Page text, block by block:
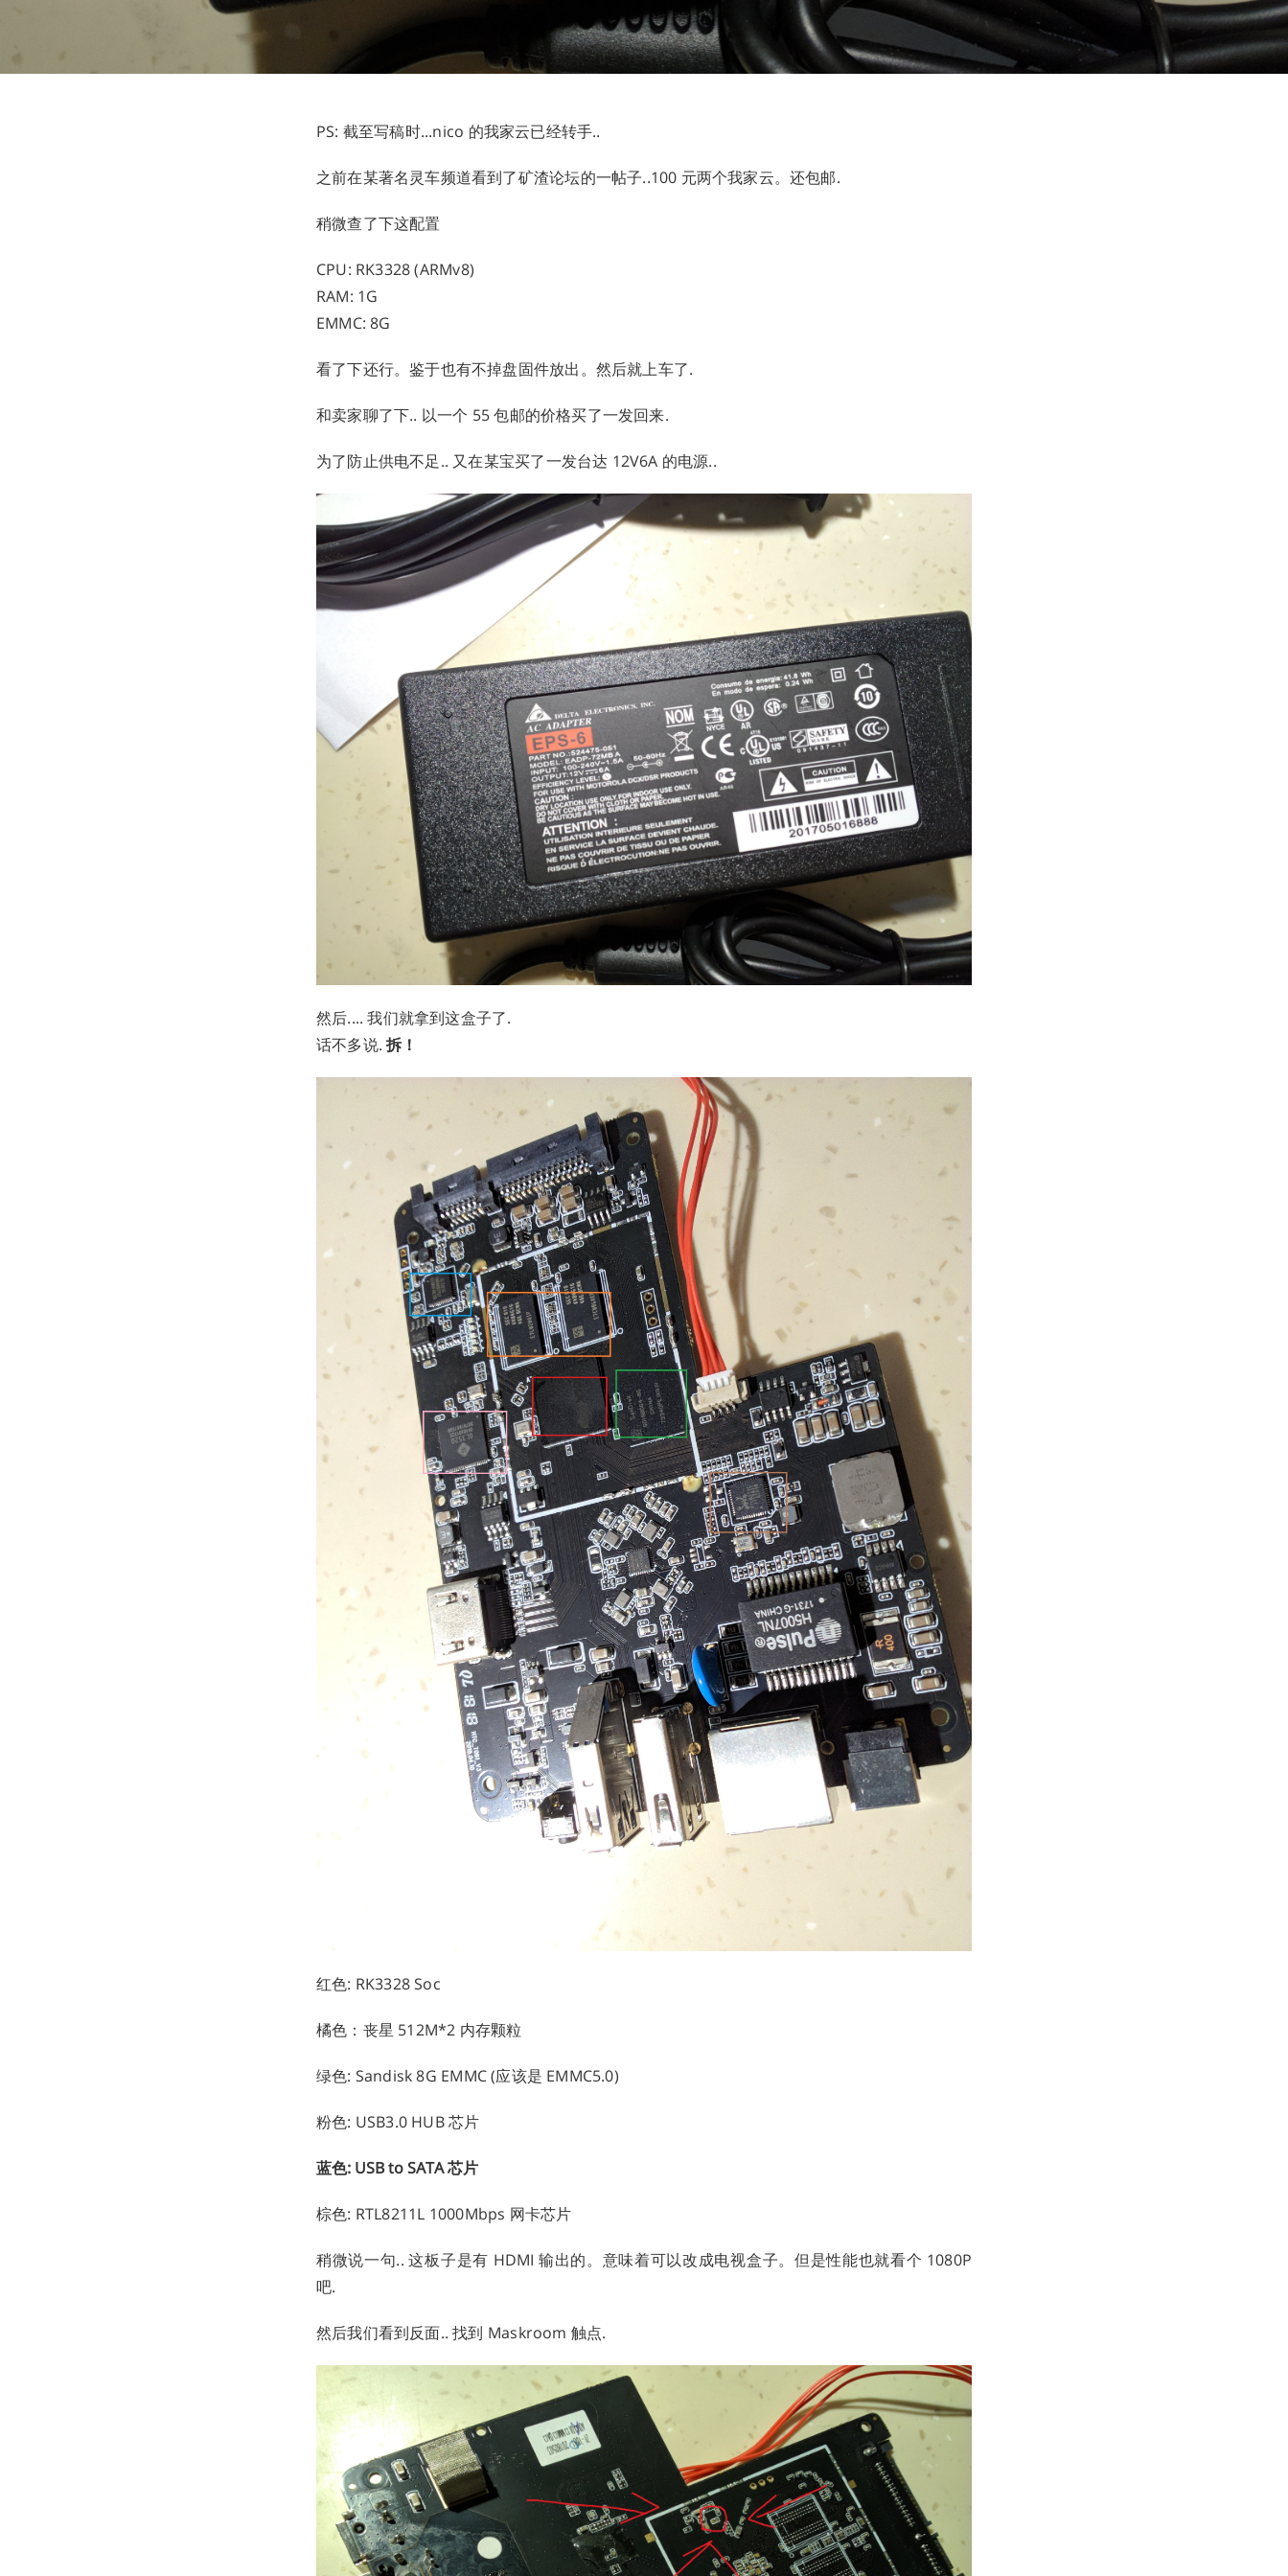
PS: 截至写稿时...nico 的我家云已经转手..
之前在某著名灵车频道看到了矿渣论坛的一帖子..100 元两个我家云。还包邮.
稍微查了下这配置
CPU: RK3328 (ARMv8)
RAM: 1G
EMMC: 8G
看了下还行。鉴于也有不掉盘固件放出。然后就上车了.
和卖家聊了下.. 以一个 55 包邮的价格买了一发回来.
为了防止供电不足.. 又在某宝买了一发台达 12V6A 的电源..
然后.... 我们就拿到这盒子了.
话不多说.拆！
红色: RK3328 Soc
橘色：丧星 512M*2 内存颗粒
绿色: Sandisk 8G EMMC (应该是 EMMC5.0)
粉色: USB3.0 HUB 芯片
蓝色: USB to SATA 芯片
棕色: RTL8211L 1000Mbps 网卡芯片
稍微说一句.. 这板子是有 HDMI 输出的。意味着可以改成电视盒子。但是性能也就看个 1080P
吧.
然后我们看到反面.. 找到 Maskroom 触点.